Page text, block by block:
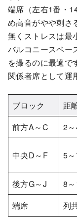
端席（左右1番・
め高音がやや刺さ
無くストレスは最
バルコニースペー
を撮るのに最適で
関係者席として運
ブロック 距
前方A～C
2
中央D～F 5
後方G～J 8
端席
列